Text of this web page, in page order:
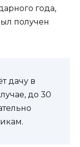
года,
получен
дачу в
до 30